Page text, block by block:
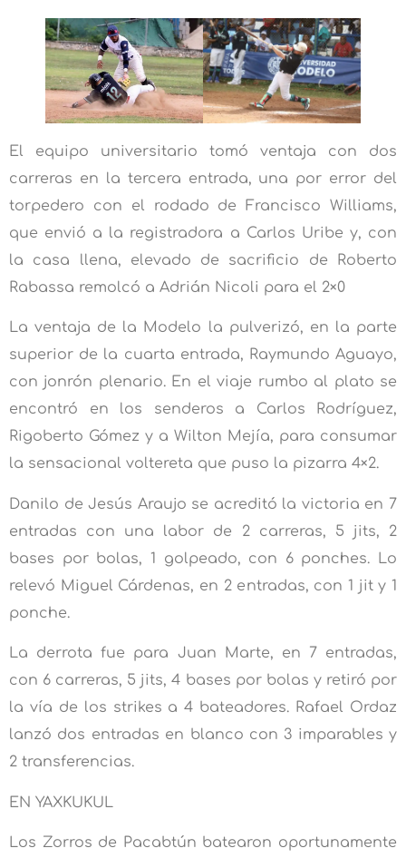
El equipo universitario tomó ventaja con dos
carreras en la tercera entrada, una por error del
torpedero con el rodado de Francisco Williams,
que envió a la registradora a Carlos Uribe y, con
la casa llena, elevado de sacrificio de Roberto
Rabassa remolcó a Adrián Nicoli para el 2×0
La ventaja de la Modelo la pulverizó, en la parte
superior de la cuarta entrada, Raymundo Aguayo,
con jonrón plenario. En el viaje rumbo al plato se
encontró en los senderos a Carlos Rodríguez,
Rigoberto Gómez y a Wilton Mejía, para consumar
la sensacional voltereta que puso la pizarra 4×2.
Danilo de Jesús Araujo se acreditó la victoria en 7
entradas con una labor de 2 carreras, 5 jits, 2
bases por bolas, 1 golpeado, con 6 ponches. Lo
relevó Miguel Cárdenas, en 2 entradas, con 1 jit y 1
ponche.
La derrota fue para Juan Marte, en 7 entradas,
con 6 carreras, 5 jits, 4 bases por bolas y retiró por
la vía de los strikes a 4 bateadores. Rafael Ordaz
lanzó dos entradas en blanco con 3 imparables y
2 transferencias.
EN YAXKUKUL
Los Zorros de Pacabtún batearon oportunamente